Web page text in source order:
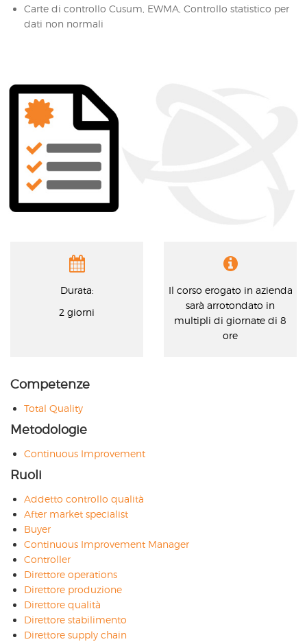
Carte di controllo Cusum, EWMA, Controllo statistico per
dati non normali
Durata:
2 giorni
Il corso erogato in azienda
sarà arrotondato in
multipli di giornate di 8
ore
Competenze
Total Quality
Metodologie
Continuous Improvement
Ruoli
Addetto controllo qualità
After market specialist
Buyer
Continuous Improvement Manager
Controller
Direttore operations
Direttore produzione
Direttore qualità
Direttore stabilimento
Direttore supply chain